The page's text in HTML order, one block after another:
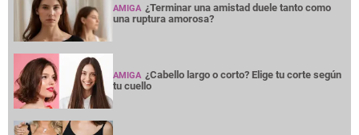
AMIGA ¿Terminar una amistad duele tanto como
una ruptura amorosa?
AMIGA ¿Cabello largo o corto? Elige tu corte según
tu cuello